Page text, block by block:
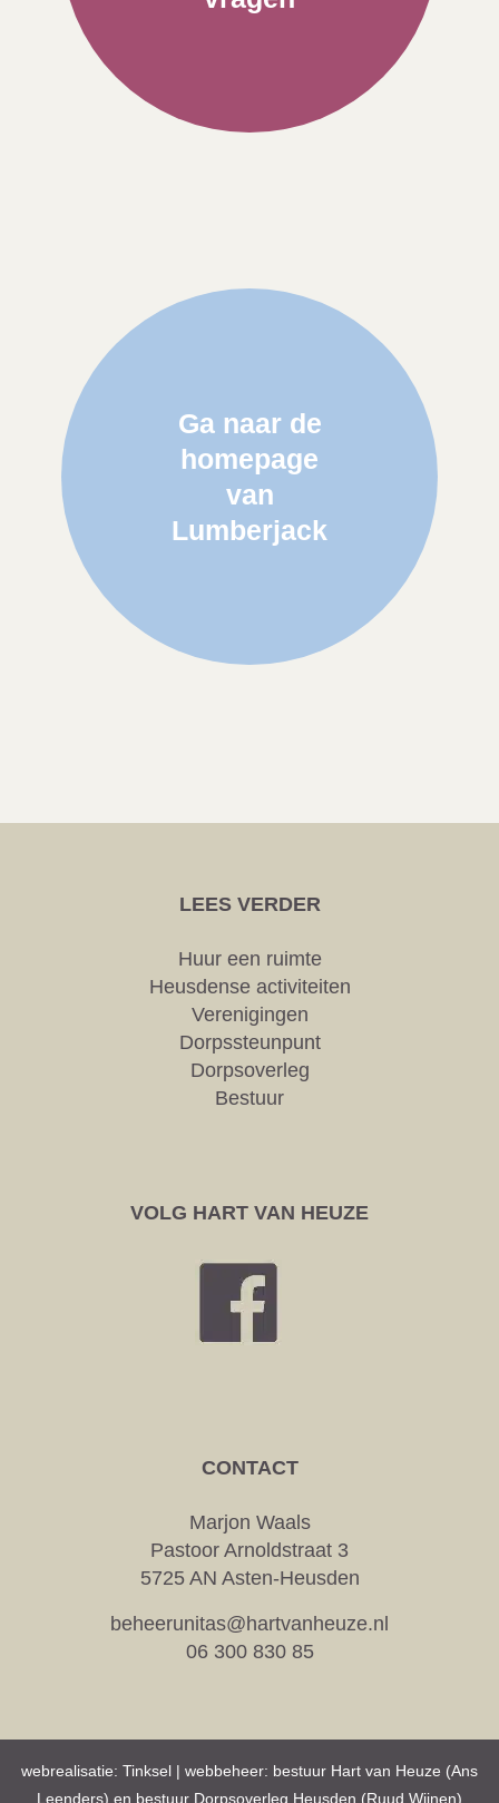
Ga naar de
homepage
van
Lumberjack
LEES VERDER
Huur een ruimte
Heusdense activiteiten
Verenigingen
Dorpssteunpunt
Dorpsoverleg
Bestuur
VOLG HART VAN HEUZE
CONTACT
Marjon Waals
Pastoor Arnoldstraat 3
5725 AN Asten-Heusden
beheerunitas@hartvanheuze.nl
06 300 830 85
webrealisatie: Tinksel | webbeheer: bestuur Hart van Heuze (Ans
Leenders) en bestuur Dorpsoverleg Heusden (Ruud Wijnen)